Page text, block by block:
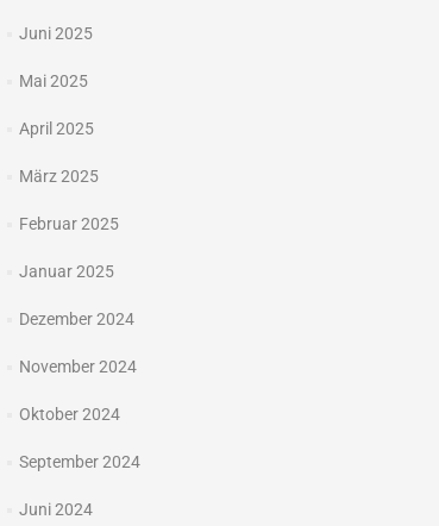
Juni 2025
Mai 2025
April 2025
März 2025
Februar 2025
Januar 2025
Dezember 2024
November 2024
Oktober 2024
September 2024
Juni 2024